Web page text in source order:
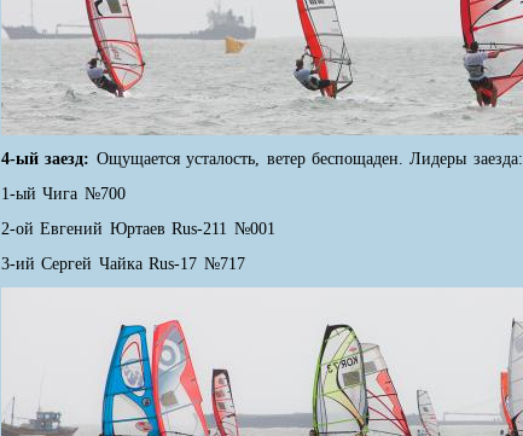
4-ый заезд: Ощущается усталость, ветер беспощаден. Лидеры заезда:
1-ый Чига №700
2-ой Евгений Юртаев Rus-211 №001
3-ий Сергей Чайка Rus-17 №717